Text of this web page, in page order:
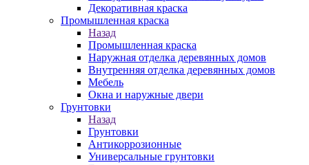
Декоративная краска
Промышленная краска
Назад
Промышленная краска
Наружная отделка деревянных домов
Внутренняя отделка деревянных домов
Мебель
Окна и наружные двери
Грунтовки
Назад
Грунтовки
Антикоррозионные
Универсальные грунтовки